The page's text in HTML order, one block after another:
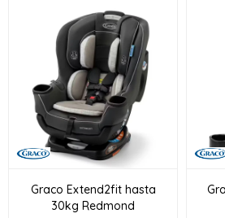
Graco Extend2fit hasta
30kg Redmond